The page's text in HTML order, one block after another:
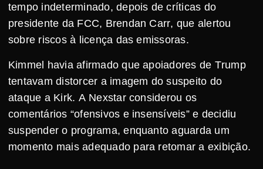
tempo indeterminado, depois de críticas do
presidente da FCC, Brendan Carr, que alertou
sobre riscos à licença das emissoras.
Kimmel havia afirmado que apoiadores de Trump
tentavam distorcer a imagem do suspeito do
ataque a Kirk. A Nexstar considerou os
comentários “ofensivos e insensíveis” e decidiu
suspender o programa, enquanto aguarda um
momento mais adequado para retomar a exibição.